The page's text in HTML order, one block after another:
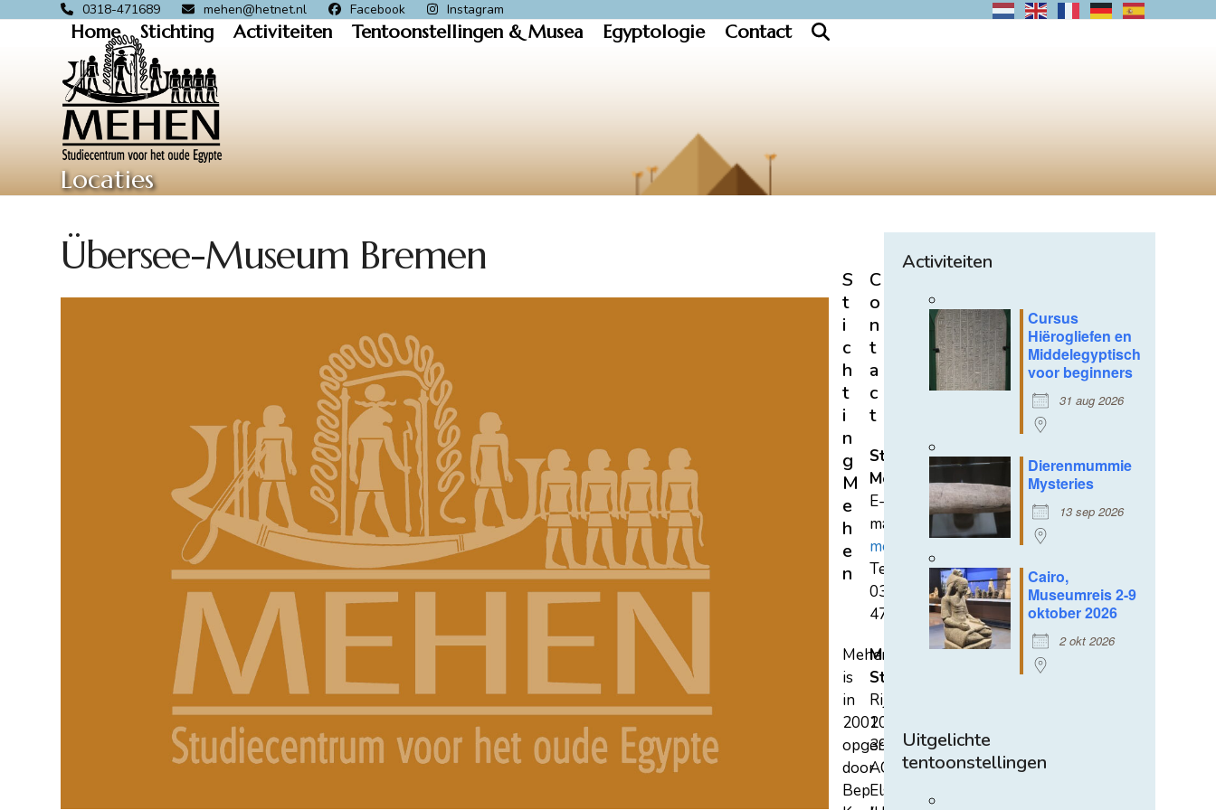
0318-471689 mehen@hetnet.nl Facebook Instagram
Home Stichting Activiteiten Tentoonstellingen & Musea Egyptologie Contact
Locaties
Übersee-Museum Bremen Activiteiten
Cursus
Hiërogliefen en
Middelegyptisch
voor beginners
31 aug 2026
Dierenmummie
Mysteries
13 sep 2026
Cairo,
Museumreis 2-9
oktober 2026
2 okt 2026
Uitgelichte
tentoonstellingen
S
t
i
c
h
t
i
n
g
M
e
h
e
n
Mehen
is
in
2002
opgericht
door
Bep
C
o
n
t
a
c
t
Stichting
Mehen
E-
mail:
mehen@hetnet.nl
Tel.:
0318-
471689
Mehen
Studiecentrum
Rijksstraatweg
107A
3921
AC
Elst